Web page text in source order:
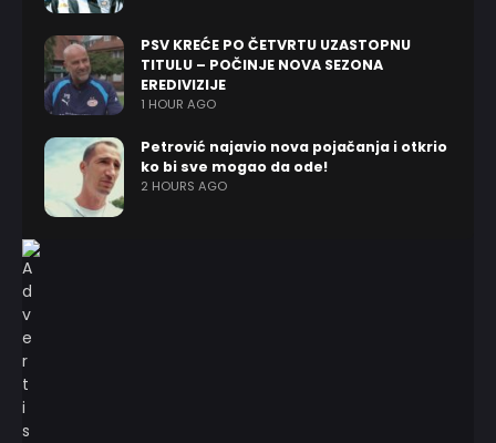
PSV KREĆE PO ČETVRTU UZASTOPNU
TITULU – POČINJE NOVA SEZONA
EREDIVIZIJE
1 HOUR AGO
Petrović najavio nova pojačanja i otkrio
ko bi sve mogao da ode!
2 HOURS AGO